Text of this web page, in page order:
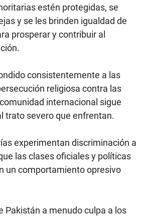
estén protegidas, se
y se les brinden igualdad de
prosperar y contribuir al
consistentemente a las
religiosa contra las
internacional sigue
trato severo que enfrentan.
experimentan discriminación a
las clases oficiales y políticas
un comportamiento opresivo
Pakistán a menudo culpa a los